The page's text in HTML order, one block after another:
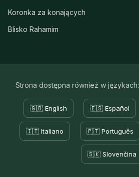
Koronka za konających
Blisko Rahamim
Strona dostępna również w językach:
🇬🇧 English 🇪🇸 Español
🇮🇹 Italiano 🇵🇹 Português
🇸🇰 Slovenčina